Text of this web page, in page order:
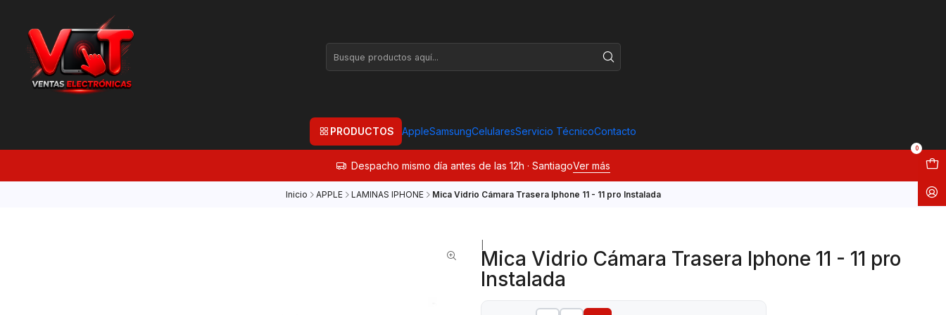
PRODUCTOS AppleSamsungCelularesServicio TécnicoContacto
0
Despacho mismo día antes de las 12h · SantiagoVer más
Inicio APPLE LAMINAS IPHONE Mica Vidrio Cámara Trasera Iphone 11 - 11 pro Instalada
Mica Vidrio Cámara Trasera Iphone 11 - 11 pro
Instalada